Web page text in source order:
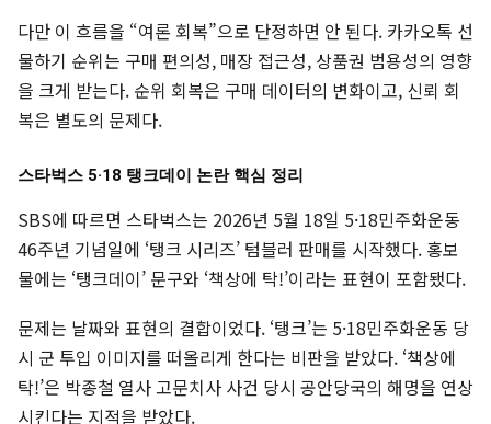
다만 이 흐름을 “여론 회복”으로 단정하면 안 된다. 카카오톡 선
물하기 순위는 구매 편의성, 매장 접근성, 상품권 범용성의 영향
을 크게 받는다. 순위 회복은 구매 데이터의 변화이고, 신뢰 회
복은 별도의 문제다.
스타벅스 5·18 탱크데이 논란 핵심 정리
SBS에 따르면 스타벅스는 2026년 5월 18일 5·18민주화운동
46주년 기념일에 ‘탱크 시리즈’ 텀블러 판매를 시작했다. 홍보
물에는 ‘탱크데이’ 문구와 ‘책상에 탁!’이라는 표현이 포함됐다.
문제는 날짜와 표현의 결합이었다. ‘탱크’는 5·18민주화운동 당
시 군 투입 이미지를 떠올리게 한다는 비판을 받았다. ‘책상에
탁!’은 박종철 열사 고문치사 사건 당시 공안당국의 해명을 연상
시킨다는 지적을 받았다.